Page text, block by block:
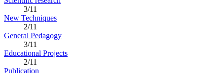
3/11
New Techniques
2/11
General Pedagogy
3/11
Educational Projects
2/11
Publication